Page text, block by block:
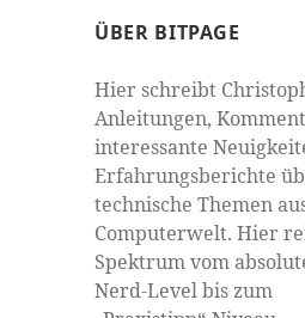
ÜBER BITPAGE
Hier schreibt
Anleitungen,
interessante
Erfahrungsberichte
technische Themen
Computerwelt. Hier
Spektrum vom
Nerd-Level bis zum